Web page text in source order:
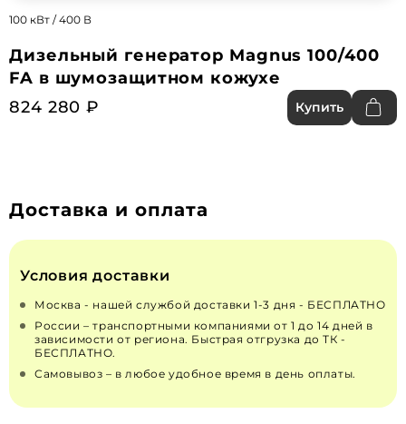
100 кВт / 400 В
Дизельный генератор Magnus 100/400
FA в шумозащитном кожухе
824 280 ₽
Купить
Доставка и оплата
Условия доставки
Москва - нашей службой доставки 1-3 дня - БЕСПЛАТНО
России – транспортными компаниями от 1 до 14 дней в
зависимости от региона. Быстрая отгрузка до ТК -
БЕСПЛАТНО.
Самовывоз – в любое удобное время в день оплаты.